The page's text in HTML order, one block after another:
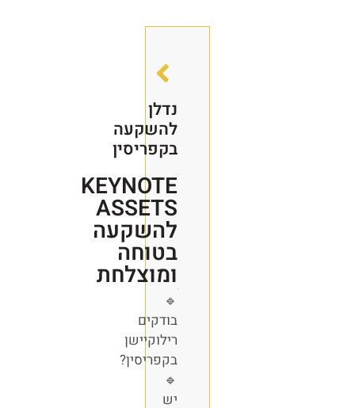
נדלן
להשקעה
בקפריסין
KEYNOTE
ASSETS
להשקעה
בטוחה
ומוצלחת
🔹
בודקים
רילוקיישן
בקפריסין?
🔹
יש